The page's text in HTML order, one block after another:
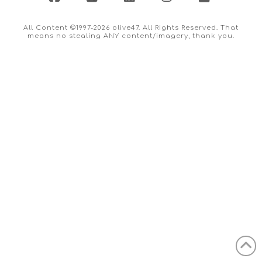
Facebook
X LinkedInInstagram
Flickr
All Content ©1997-2026 olive47. All Rights Reserved. That
means no stealing ANY content/imagery, thank you.